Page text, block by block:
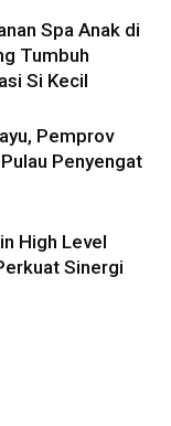
Spa Anak di
Tumbuh
Si Kecil
Pemprov
Penyengat
High Level
Sinergi